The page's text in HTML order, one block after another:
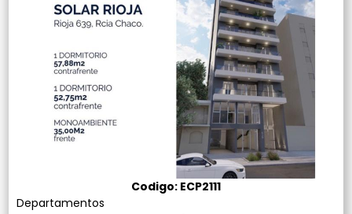
Codigo: ECP2111
Departamentos